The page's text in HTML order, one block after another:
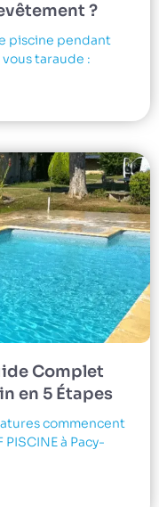
?
piscine pendant
taraude :
Complet
en 5 Étapes
commencent
à Pacy-